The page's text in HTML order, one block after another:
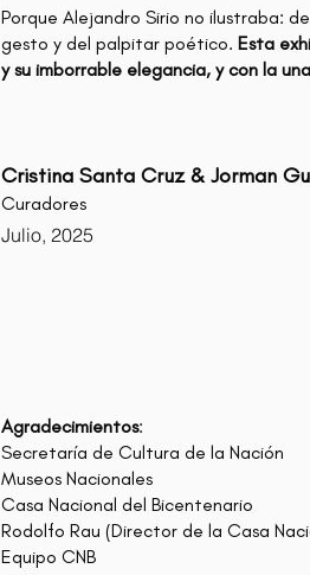
Porque Alejandro Sirio no ilustraba:
gesto y del palpitar poético. Esta
y su imborrable elegancia, y con la
Cristina Santa Cruz & Jorman
Curadores
Julio, 2025
Agradecimientos:
Secretaría de Cultura de la Nación
Museos Nacionales
Casa Nacional del Bicentenario
Rodolfo Rau (Director de la Casa
Equipo CNB